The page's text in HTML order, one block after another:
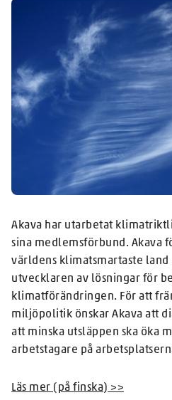
Akava har utarbetat
sina medlemsförbund. Akava
världens klimatsmartaste land
utvecklaren av lösningar för
klimatförändringen. För att
miljöpolitik önskar Akava att
att minska utsläppen ska öka
arbetstagare på
Läs mer (på finska) >>